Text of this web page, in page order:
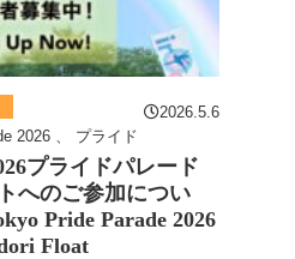
2026.5.6
2026
プライド
プライドパレード
へのご参加につい
Pride Parade 2026
Float